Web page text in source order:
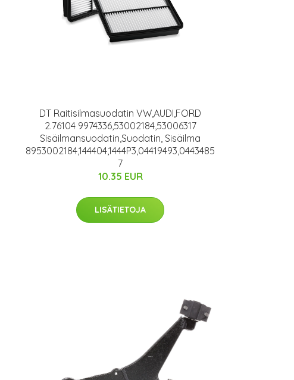
DT Raitisilmasuodatin VW,AUDI,FORD
2.76104 9974336,53002184,53006317
Sisäilmansuodatin,Suodatin, Sisäilma
8953002184,144404,1444P3,04419493,0443485
7
10.35 EUR
LISÄTIETOJA